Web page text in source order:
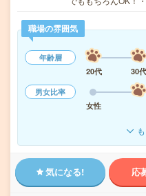
職場の雰囲気
年齢層
20代
30代
男女比率
女性
気になる! 応